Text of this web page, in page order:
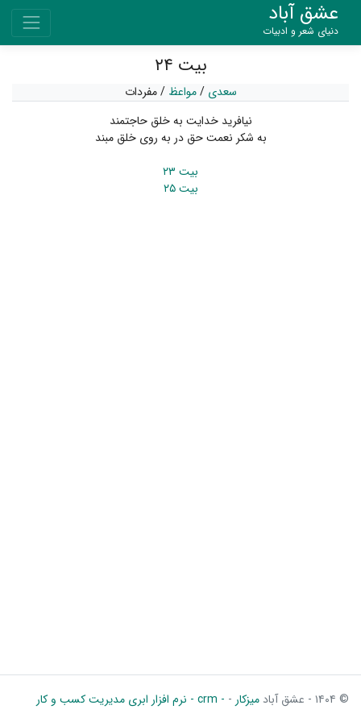
عشق آباد
دنیای شعر و ادبیات
بیت ۲۴
سعدی /مواعظ /مفردات
نیافرید خدایت به خلق حاجتمند
به شکر نعمت حق در به روی خلق مبند
بیت ۲۳
بیت ۲۵
© ۱۴۰۴ - عشق آباد میزکار - - crm - نرم افزار ابری مدیریت کسب و کار